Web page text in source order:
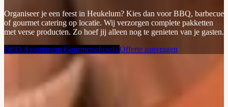
Organiseer je een feest in Heukelum? Kies dan voor BBQ, barbecue
of gourmet catering op locatie. Wij verzorgen complete pakketten
met verse producten. Zo hoef jij alleen nog te genieten van je gasten.
BBQ Assortiment Gourmetschotels Offerte aanvragen